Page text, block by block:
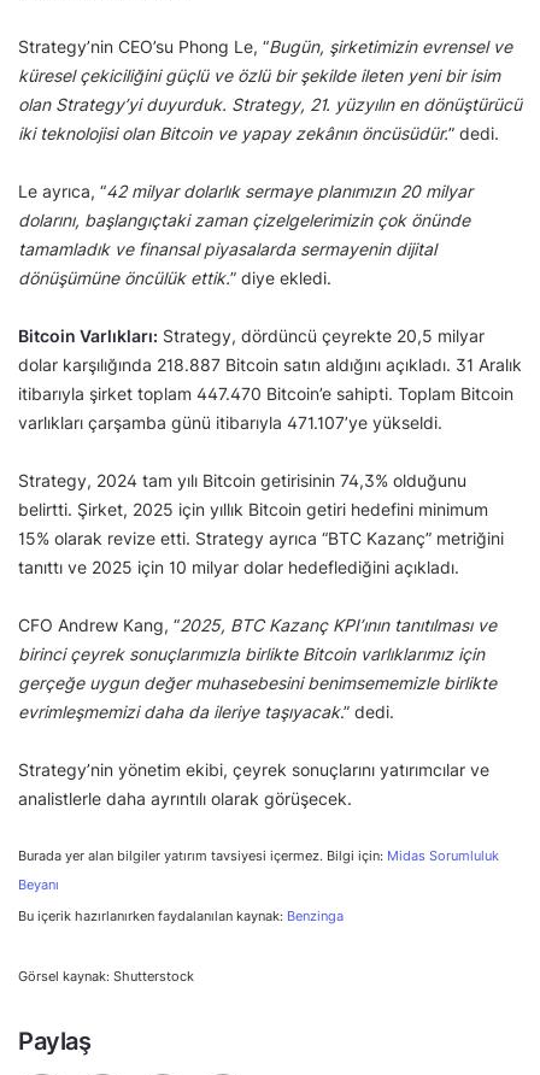
Strategy’nin CEO’su Phong Le, “Bugün, şirketimizin evrensel ve
küresel çekiciliğini güçlü ve özlü bir şekilde ileten yeni bir isim
olan Strategy’yi duyurduk. Strategy, 21. yüzyılın en dönüştürücü
iki teknolojisi olan Bitcoin ve yapay zekânın öncüsüdür.” dedi.
Le ayrıca, “42 milyar dolarlık sermaye planımızın 20 milyar
dolarını, başlangıçtaki zaman çizelgelerimizin çok önünde
tamamladık ve finansal piyasalarda sermayenin dijital
dönüşümüne öncülük ettik.” diye ekledi.
Bitcoin Varlıkları: Strategy, dördüncü çeyrekte 20,5 milyar
dolar karşılığında 218.887 Bitcoin satın aldığını açıkladı. 31 Aralık
itibarıyla şirket toplam 447.470 Bitcoin’e sahipti. Toplam Bitcoin
varlıkları çarşamba günü itibarıyla 471.107’ye yükseldi.
Strategy, 2024 tam yılı Bitcoin getirisinin 74,3% olduğunu
belirtti. Şirket, 2025 için yıllık Bitcoin getiri hedefini minimum
15% olarak revize etti. Strategy ayrıca “BTC Kazanç” metriğini
tanıttı ve 2025 için 10 milyar dolar hedeflediğini açıkladı.
CFO Andrew Kang, “2025, BTC Kazanç KPI’ının tanıtılması ve
birinci çeyrek sonuçlarımızla birlikte Bitcoin varlıklarımız için
gerçeğe uygun değer muhasebesini benimsememizle birlikte
evrimleşmemizi daha da ileriye taşıyacak.” dedi.
Strategy’nin yönetim ekibi, çeyrek sonuçlarını yatırımcılar ve
analistlerle daha ayrıntılı olarak görüşecek.
Burada yer alan bilgiler yatırım tavsiyesi içermez. Bilgi için: Midas Sorumluluk
Beyanı
Bu içerik hazırlanırken faydalanılan kaynak: Benzinga
Görsel kaynak: Shutterstock
Paylaş